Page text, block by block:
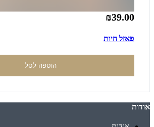
₪39.00
פאזל חיות
הוספה לסל
אודות